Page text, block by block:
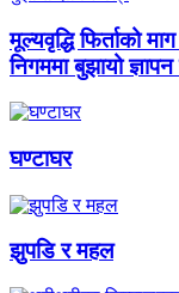
मूल्यवृद्धि फिर्ताको
निगममा बुझायो
घण्टाघर
झुपडि र महल